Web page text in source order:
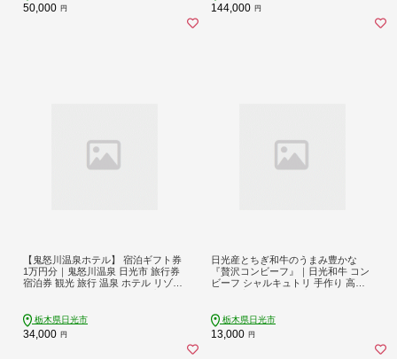
50,000 円 144,000 円
【鬼怒川温泉ホテル】 宿泊ギフト券
1万円分｜鬼怒川温泉 日光市 旅行券
宿泊券 観光 旅行 温泉 ホテル リゾー
すめ 夏休み 紅葉 [0896]
栃木県日光市
34,000 円
日光産とちぎ和牛のうまみ豊かな
『贅沢コンビーフ』｜日光和牛 コン
ビーフ シャルキュトリ 手作り 高級
み濃厚 ギフト 内祝い 栃木 日光 ふる
さと納税 [0336]
栃木県日光市
13,000 円